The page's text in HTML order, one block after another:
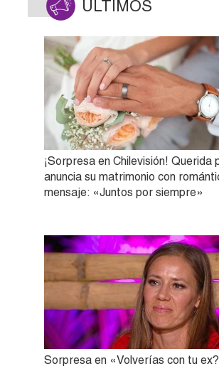
ÚLTIMOS
¡Sorpresa en Chilevisión! Querida
anuncia su matrimonio con
mensaje: «Juntos por siempre»
Sorpresa en «Volverías con tu